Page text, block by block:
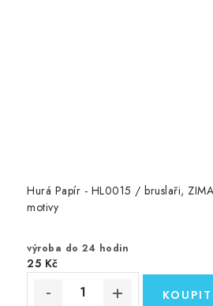
Hurá Papír - HL0015 / bruslaři,
motivy
výroba do 24 hodin
25 Kč